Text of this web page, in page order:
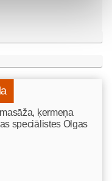
ķermeņa
speciālistes Olgas